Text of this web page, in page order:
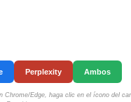
Perplexity Ambos
Edge, haga clic en el ícono del